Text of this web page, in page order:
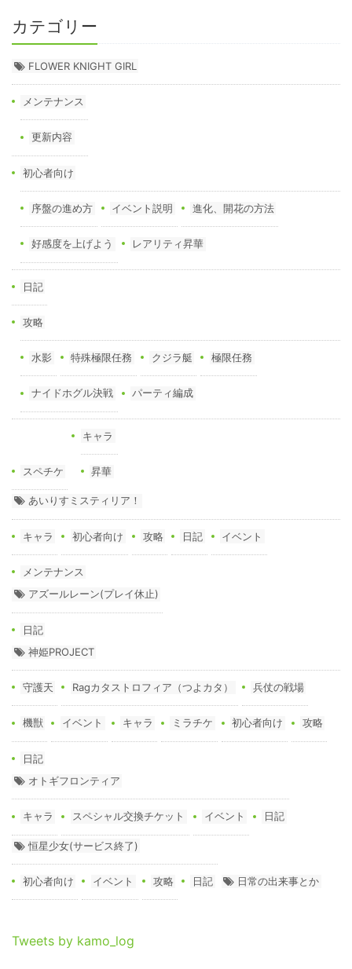
カテゴリー
FLOWER KNIGHT GIRL
メンテナンス
更新内容
初心者向け
序盤の進め方 イベント説明 進化、開花の方法
好感度を上げよう レアリティ昇華
日記
攻略
水影 特殊極限任務 クジラ艇 極限任務
ナイドホグル決戦 パーティ編成
スペチケ
キャラ
昇華
あいりすミスティリア！
キャラ 初心者向け 攻略 日記 イベント
メンテナンス
アズールレーン(プレイ休止)
日記
神姫PROJECT
守護天 Ragカタストロフィア（つよカタ） 兵仗の戦場
機獣 イベント キャラ ミラチケ 初心者向け 攻略
日記
オトギフロンティア
キャラ スペシャル交換チケット イベント 日記
恒星少女(サービス終了)
初心者向け イベント 攻略 日記 日常の出来事とか
Tweets by kamo_log